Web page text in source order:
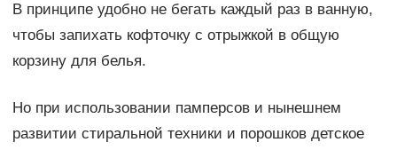
В принципе удобно не бегать каждый раз в ванную,
чтобы запихать кофточку с отрыжкой в общую
корзину для белья.
Но при использовании памперсов и нынешнем
развитии стиральной техники и порошков детское